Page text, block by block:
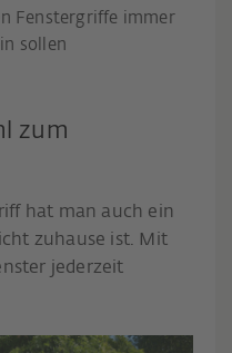
Fenstergriffe immer
sollen
zum
hat man auch ein
zuhause ist. Mit
jederzeit